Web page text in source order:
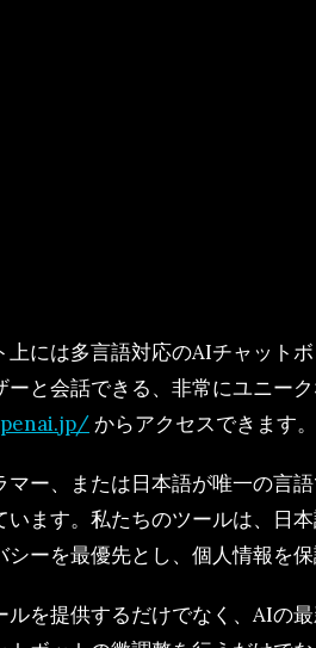
上には多言語対応のAIチャット
ーと会話できる、非常にユニー
からアクセスできます。
マー、または日本語が唯一の言
います。私たちのツールは、日
シーを最優先とし、個人情報を
ルを提供するだけでなく、AIの